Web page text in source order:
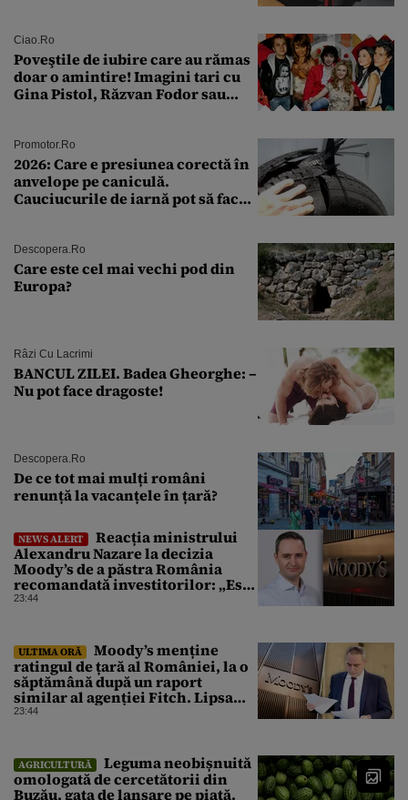
Ciao.ro
Poveştile de iubire care au rămas
doar o amintire! Imagini tari cu
Gina Pistol, Răzvan Fodor sau
Promotor.ro
2026: Care e presiunea corectă în
anvelope pe caniculă.
Cauciucurile de iarnă pot să facă
Descopera.ro
Care este cel mai vechi pod din
Europa?
Râzi Cu Lacrimi
BANCUL ZILEI. Badea Gheorghe: –
Nu pot face dragoste!
Descopera.ro
De ce tot mai mulți români
renunță la vacanțele în țară?
NEWS ALERT
Reacția ministrului
Alexandru Nazare la decizia
Moody’s de a păstra România
recomandată investitorilor: „Este
un răgaz, dar în niciun caz un
23:44
ULTIMA ORĂ
Moody’s menține
ratingul de țară al României, la o
săptămână după un raport
similar al agenției Fitch. Lipsa
unui guvern cu puteri depline,
23:44
AGRICULTURĂ
Leguma neobișnuită
omologată de cercetătorii din
Buzău, gata de lansare pe piață.